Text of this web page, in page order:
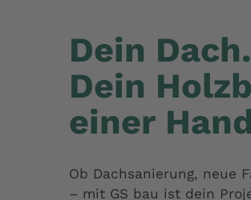
Dein
Dein
einer
Ob Dachsanierung, neue
– mit GS bau ist dein